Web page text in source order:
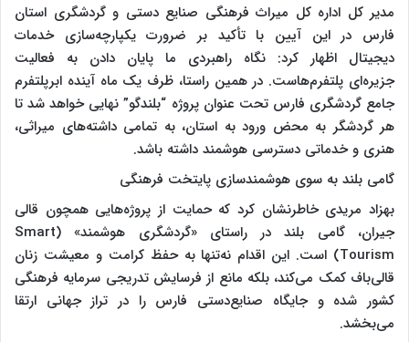
مدیر کل اداره کل میراث فرهنگی صنایع دستی و گردشگری استان
فارس در این آیین با تأکید بر ضرورت یکپارچه‌سازی خدمات
دیجیتال اظهار کرد: نگاه راهبردی ما پایان دادن به فعالیت
جزیره‌ای پلتفرم‌هاست. در همین راستا، ظرف یک ماه آینده ابرپلتفرم
جامع گردشگری فارس تحت عنوان پروژه “بلندگو” نهایی خواهد شد تا
هر گردشگر به محض ورود به استان، به تمامی داشته‌های میراثی،
هنری و خدماتی دسترسی هوشمند داشته باشد.
گامی بلند به سوی هوشمندسازی پایتخت فرهنگی
بهزاد مریدی خاطرنشان کرد که حمایت از پروژه‌هایی همچون قالی
جیران، گامی بلند در راستای «گردشگری هوشمند» (Smart
Tourism) است. این اقدام نه‌تنها به حفظ کرامت و معیشت زنان
قالی‌باف کمک می‌کند، بلکه مانع از فرسایش تدریجی سرمایه فرهنگی
کشور شده و جایگاه صنایع‌دستی فارس را در تراز جهانی ارتقا
می‌بخشد.